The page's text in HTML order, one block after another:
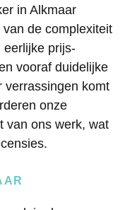
in Alkmaar
de complexiteit
eerlijke prijs-
vooraf duidelijke
verrassingen komt
onze
van ons werk, wat